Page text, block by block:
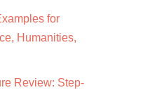
for
Humanities,
Review: Step-